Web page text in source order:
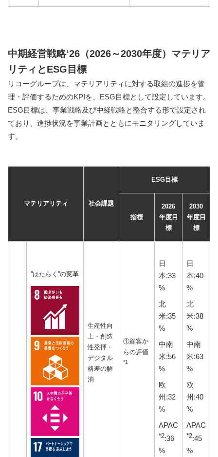
中期経営戦略‘26（2026～2030年度）マテリア
リティとESG目標
リコーグループは、マテリアリティに対する取組の進捗を管
理・評価するためのKPIを、ESG目標として設定しています。
ESG目標は、事業戦略及び中経戦略と整合する形で設定され
ており、進捗状況を事業計画とともにモニタリングしていま
す。
マテリアリティ 社会課題
ESG目標
指標
2026
年度目
標
2030
年度目
標
”はたらく”の変革
生産性向
上・創造
性発揮・
デジタル
格差の解
消
①顧客か
らの評価
*1
日
本:33
%
北
米:35
%
中南
米:56
%
欧
州:32
%
APAC
*2:36
%
日
本:40
%
北
米:38
%
中南
米:63
%
欧
州:40
%
APAC
*2:45
%